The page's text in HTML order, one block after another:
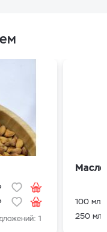
1
Масло
100 мл.
250 мл.